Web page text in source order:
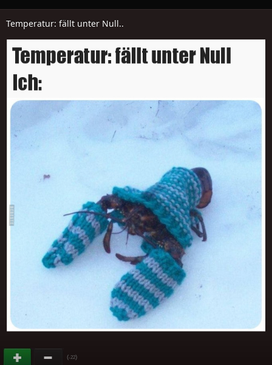
Temperatur: fällt unter Null..
(-22)